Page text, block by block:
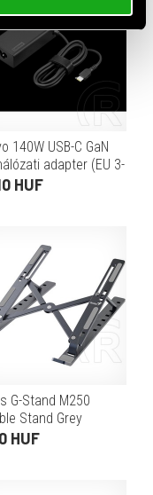
140W USB-C GaN
adapter (EU 3-
5A, fekete)
HUF
G-Stand M250
Stand Grey
HUF